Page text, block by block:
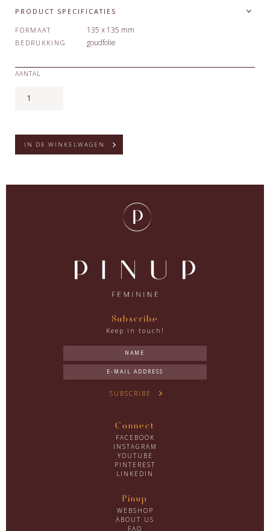
PRODUCT SPECIFICATIES
FORMAAT 135 x 135 mm
BEDRUKKING goudfolie
AANTAL
IN DE WINKELWAGEN
Subscribe
Keep in touch!
SUBSCRIBE
Connect
FACEBOOK
INSTAGRAM
YOUTUBE
PINTEREST
LINKEDIN
Pinup
WEBSHOP
ABOUT US
FAQ